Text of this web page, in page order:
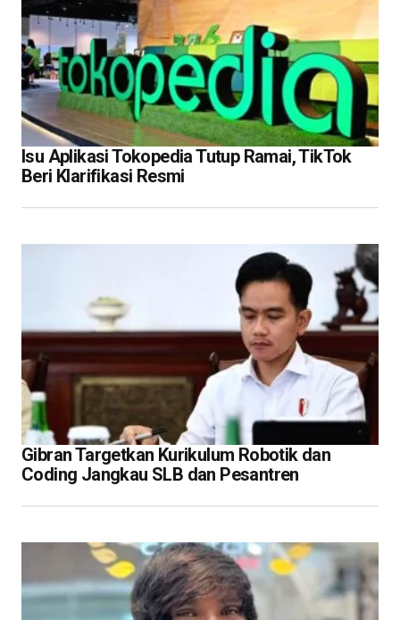
Isu Aplikasi Tokopedia Tutup Ramai, TikTok
Beri Klarifikasi Resmi
Gibran Targetkan Kurikulum Robotik dan
Coding Jangkau SLB dan Pesantren